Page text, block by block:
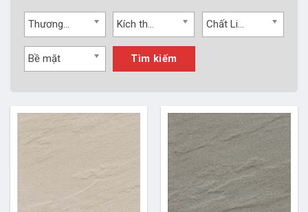
Bề mặt Tìm kiếm